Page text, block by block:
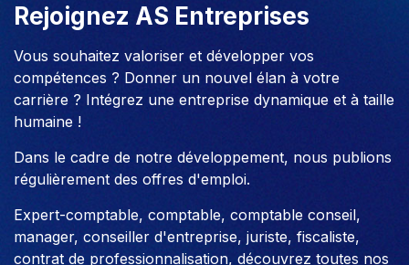
Rejoignez AS Entreprises
Vous souhaitez valoriser et développer vos
compétences ? Donner un nouvel élan à votre
carrière ? Intégrez une entreprise dynamique et à taille
humaine !
Dans le cadre de notre développement, nous publions
régulièrement des offres d'emploi.
Expert-comptable, comptable, comptable conseil,
manager, conseiller d'entreprise, juriste, fiscaliste,
contrat de professionnalisation, découvrez toutes nos